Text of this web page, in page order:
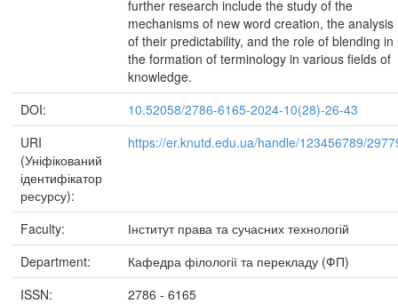
further research include the study of the
mechanisms of new word creation, the analysis
of their predictability, and the role of blending in
the formation of terminology in various fields of
knowledge.
DOI:
10.52058/2786-6165-2024-10(28)-26-43
URI
(Уніфікований
ідентифікатор
ресурсу):
https://er.knutd.edu.ua/handle/123456789/
Faculty:
Інститут права та сучасних технологій
Department:
Кафедра філології та перекладу (ФП)
ISSN:
2786 - 6165